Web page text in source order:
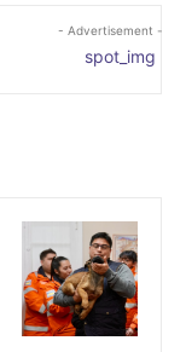
- Advertisement -